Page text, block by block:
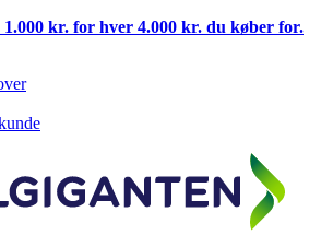
kr. for hver 4.000 kr. du køber for.